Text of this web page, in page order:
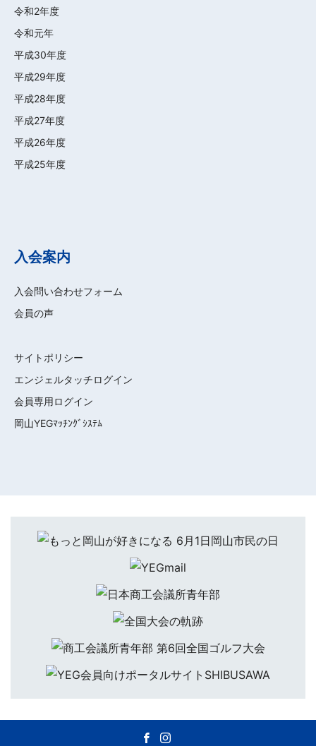
令和2年度
令和元年
平成30年度
平成29年度
平成28年度
平成27年度
平成26年度
平成25年度
入会案内
入会問い合わせフォーム
会員の声
サイトポリシー
エンジェルタッチログイン
会員専用ログイン
岡山YEGﾏｯﾁﾝｸﾞｼｽﾃﾑ